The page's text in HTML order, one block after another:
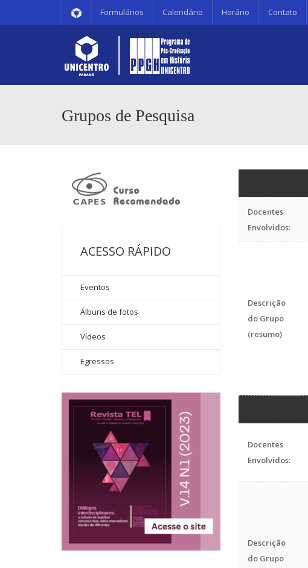
Formulários Calendário Horário Contato
Grupos de Pesquisa
Docentes
Envolvidos:
Descrição
do Grupo
(resumo)
Docentes
Envolvidos:
Descrição
do Grupo
ACESSO RÁPIDO
Eventos
Álbuns de fotos
Vídeos
Egressos